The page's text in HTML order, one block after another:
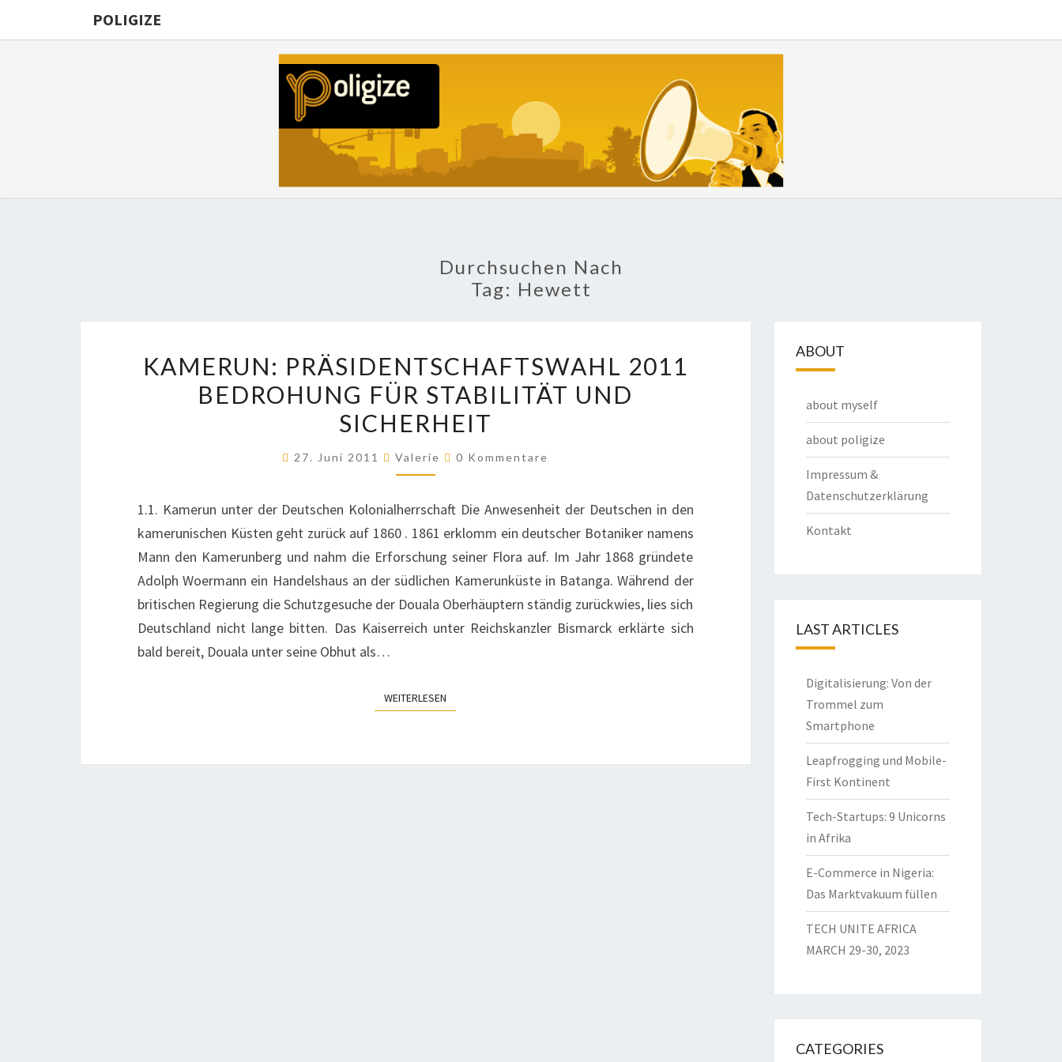
POLIGIZE
POLIGIZE
About
Economy,
Politics,
Diplomacy,
Durchsuchen Nach
Tag: Hewett
PRÄSIDENTSCHAFTSWAHL
2011
BEDROHUNG
STABILITÄT
SICHERHEIT
KAMERUN: PRÄSIDENTSCHAFTSWAHL 2011
BEDROHUNG FÜR STABILITÄT UND
SICHERHEIT
27. Juni 2011 Valerie Kommentare
0 Kommentare
1.1. Kamerun unter der Deutschen Kolonialherrschaft Die Anwesenheit der Deutschen in den
kamerunischen Küsten geht zurück auf 1860 . 1861 erklomm ein deutscher Botaniker namens
Mann den Kamerunberg und nahm die Erforschung seiner Flora auf. Im Jahr 1868 gründete
Adolph Woermann ein Handelshaus an der südlichen Kamerunküste in Batanga. Während der
britischen Regierung die Schutzgesuche der Douala Oberhäuptern ständig zurückwies, lies sich
Deutschland nicht lange bitten. Das Kaiserreich unter Reichskanzler Bismarck erklärte sich
bald bereit, Douala unter seine Obhut als…
WEITERLESEN
ABOUT
about myself
about poligize
Impressum &
Datenschutzerklärung
Kontakt
LAST ARTICLES
Digitalisierung: Von der
Trommel zum
Smartphone
Leapfrogging und Mobile-
First Kontinent
Tech-Startups: 9 Unicorns
in Afrika
E-Commerce in Nigeria:
Das Marktvakuum füllen
TECH UNITE AFRICA
MARCH 29-30, 2023
CATEGORIES